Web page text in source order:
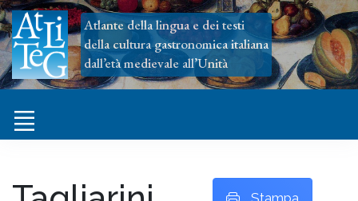
Atlante della lingua e dei testi
della cultura gastronomica italiana
dall’età medievale all’Unità